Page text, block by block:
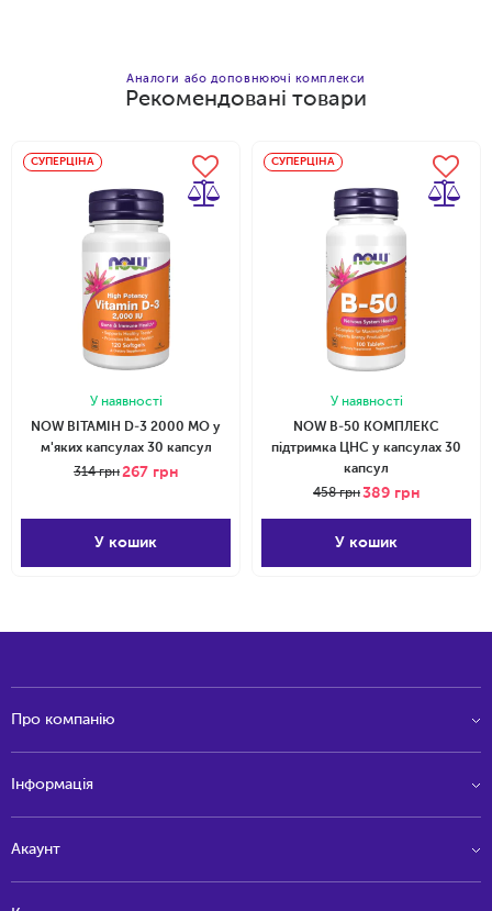
Додати в кошик
Аналоги або доповнюючі комплекси
Рекомендовані товари
СУПЕРЦІНА
У наявності
NOW ВІТАМІН D-3 2000 МО у
м'яких капсулах 30 капсул
314грн 267 грн
У кошик
СУПЕРЦІНА
У наявності
NOW В-50 КОМПЛЕКС
підтримка ЦНС у капсулах 30
капсул
458грн 389 грн
У кошик
Про компанію
Інформація
Акаунт